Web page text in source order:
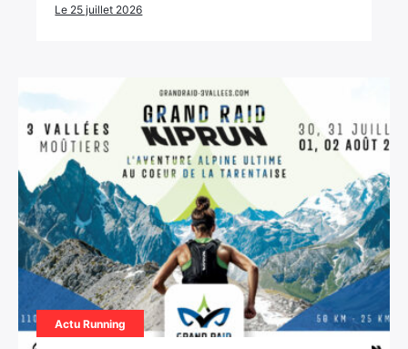
Le 25 juillet 2026
Actu Running